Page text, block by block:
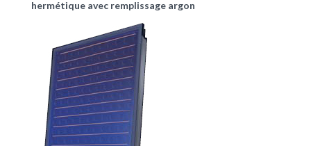
hermétique avec remplissage argon